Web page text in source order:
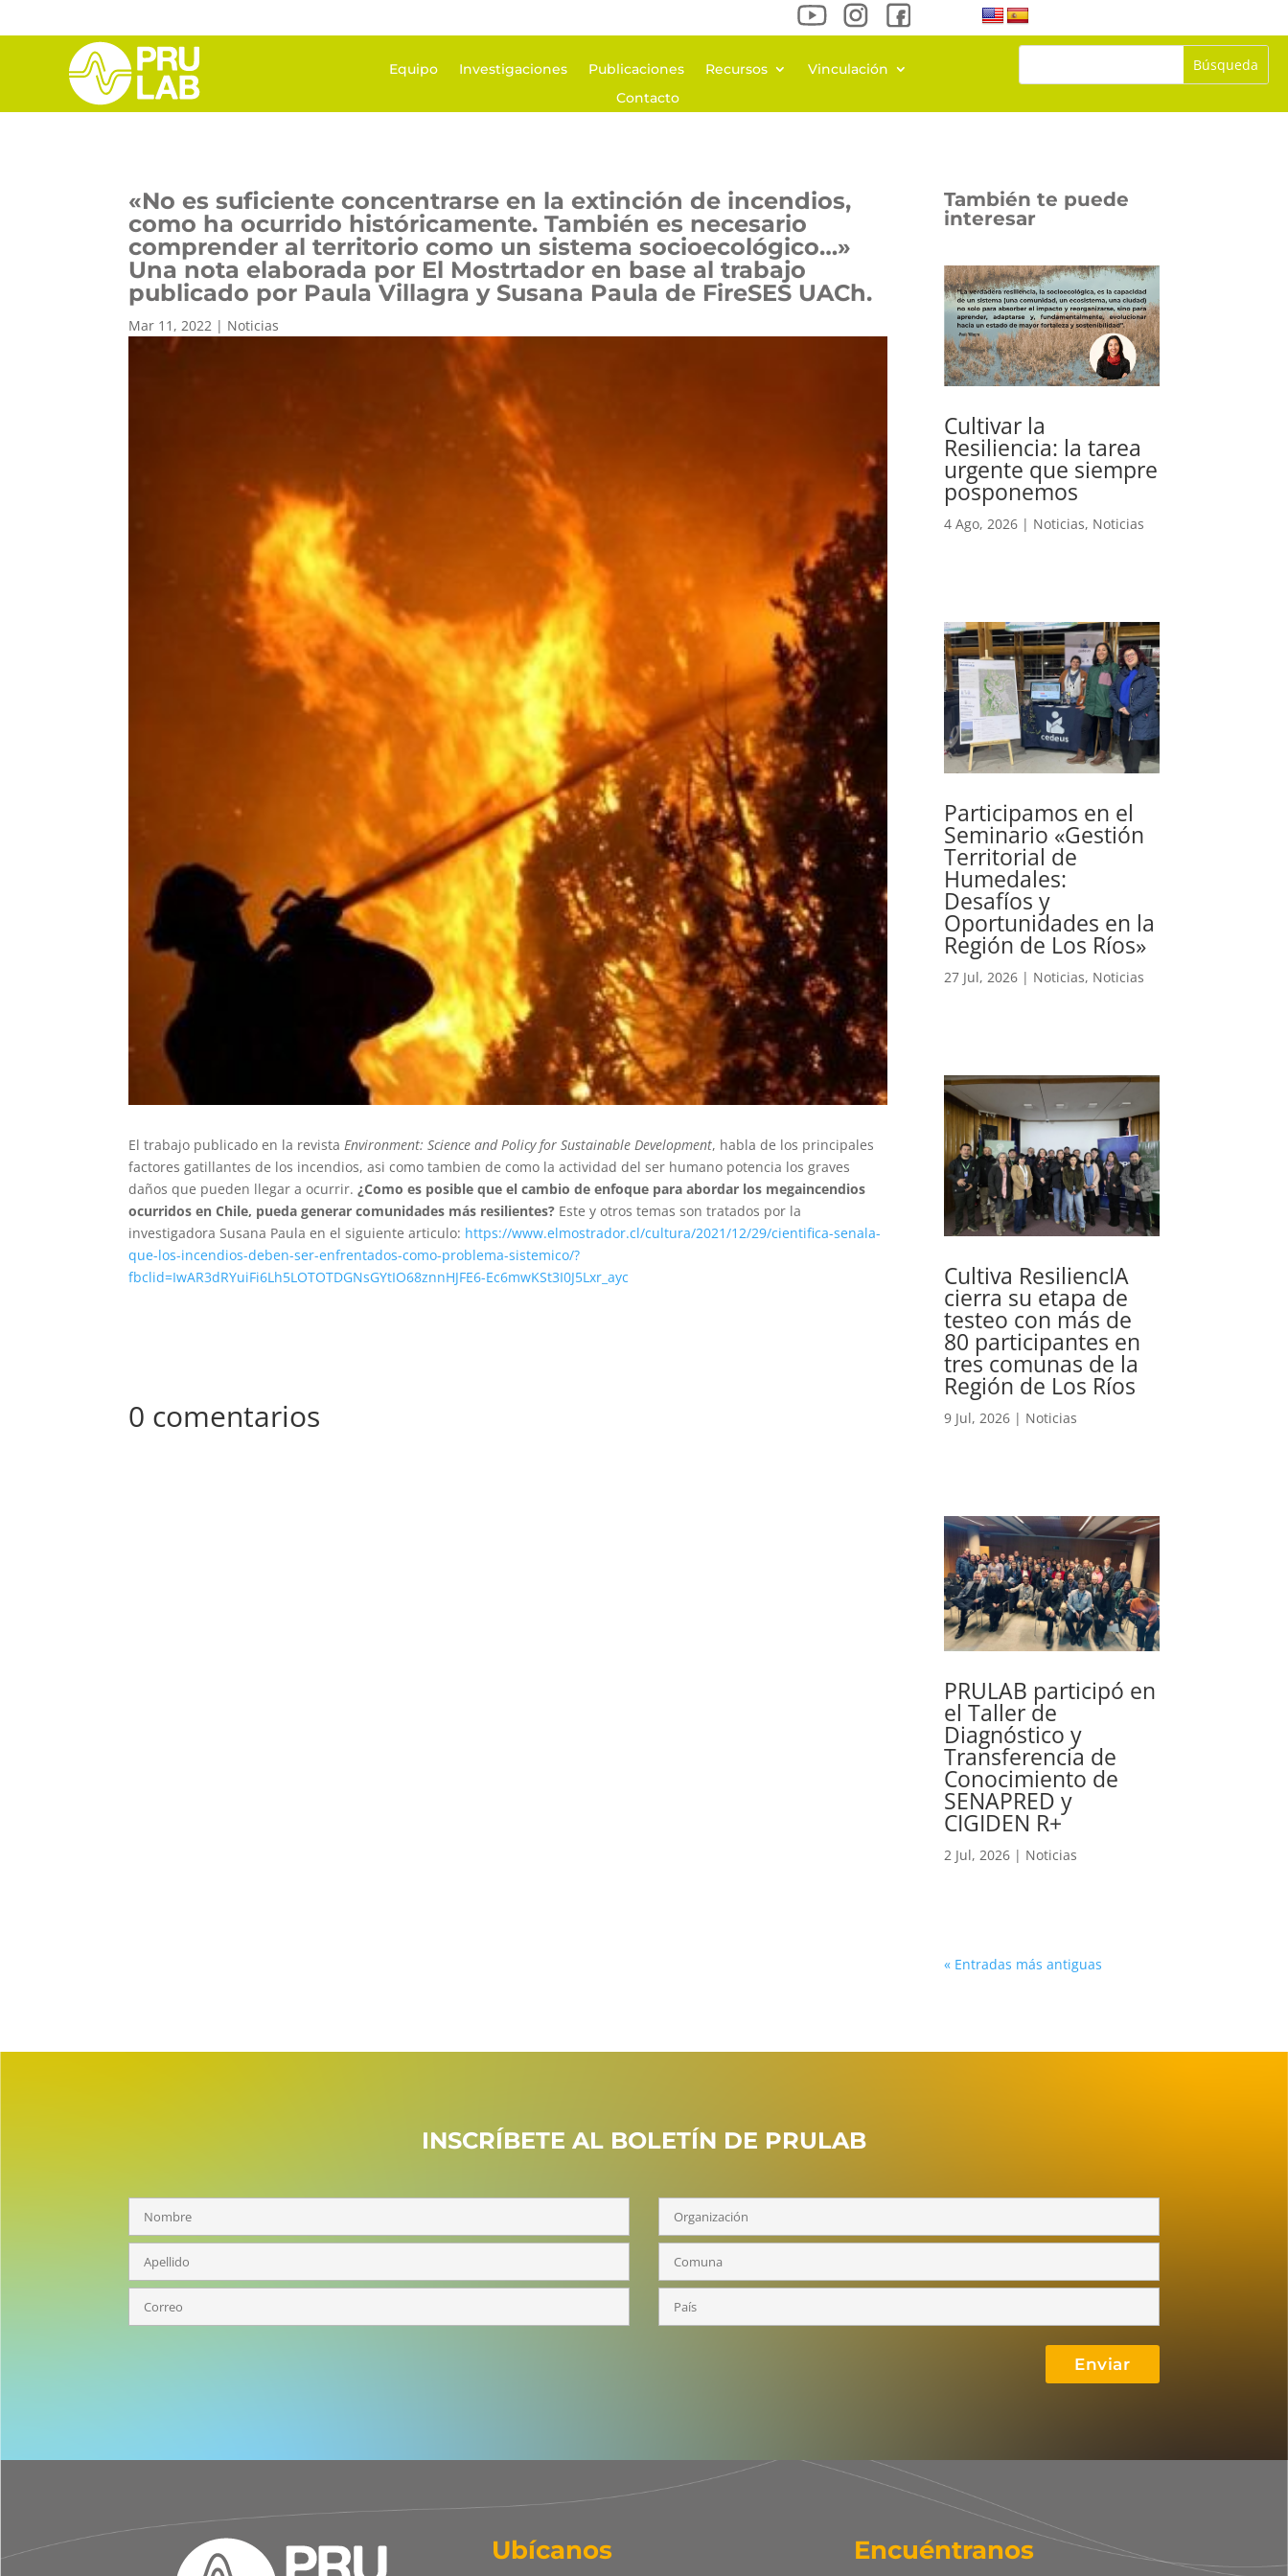
Equipo Investigaciones Publicaciones Recursos
Vinculación
Contacto
«No es suficiente concentrarse en la extinción de incendios,
como ha ocurrido históricamente. También es necesario
comprender al territorio como un sistema socioecológico…»
Una nota elaborada por El Mostrtador en base al trabajo
publicado por Paula Villagra y Susana Paula de FireSES UACh.
Mar 11, 2022 | Noticias
El trabajo publicado en la revista Environment: Science and Policy for Sustainable Development, habla de los principales
factores gatillantes de los incendios, asi como tambien de como la actividad del ser humano potencia los graves
daños que pueden llegar a ocurrir. ¿Como es posible que el cambio de enfoque para abordar los megaincendios
ocurridos en Chile, pueda generar comunidades más resilientes? Este y otros temas son tratados por la
investigadora Susana Paula en el siguiente articulo: https://www.elmostrador.cl/cultura/2021/12/29/cientifica-senala-
que-los-incendios-deben-ser-enfrentados-como-problema-sistemico/?
fbclid=IwAR3dRYuiFi6Lh5LOTOTDGNsGYtIO68znnHJFE6-Ec6mwKSt3I0J5Lxr_ayc
0 comentarios
También te puede
interesar
Cultivar la
Resiliencia: la tarea
urgente que siempre
posponemos
4 Ago, 2026 | Noticias, Noticias
Participamos en el
Seminario «Gestión
Territorial de
Humedales:
Desafíos y
Oportunidades en la
Región de Los Ríos»
27 Jul, 2026 | Noticias, Noticias
Cultiva ResiliencIA
cierra su etapa de
testeo con más de
80 participantes en
tres comunas de la
Región de Los Ríos
9 Jul, 2026 | Noticias
PRULAB participó en
el Taller de
Diagnóstico y
Transferencia de
Conocimiento de
SENAPRED y
CIGIDEN R+
2 Jul, 2026 | Noticias
« Entradas más antiguas
INSCRÍBETE AL BOLETÍN DE PRULAB
Ubícanos Encuéntranos